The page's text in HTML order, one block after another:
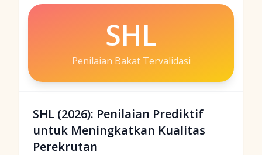
SHL
Penilaian Bakat Tervalidasi
SHL (2026): Penilaian Prediktif
untuk Meningkatkan Kualitas
Perekrutan